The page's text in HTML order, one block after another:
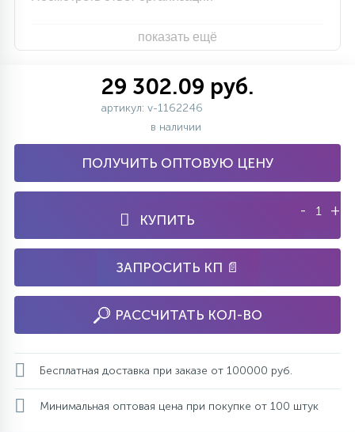
показать ещё
29 302.09 руб.
артикул: v-1162246
в наличии
ПОЛУЧИТЬ ОПТОВУЮ ЦЕНУ
КУПИТЬ
- +
ЗАПРОСИТЬ КП 📄
РАССЧИТАТЬ КОЛ-ВО
Бесплатная доставка при заказе от 100000 руб.
Минимальная оптовая цена при покупке от 100 штук